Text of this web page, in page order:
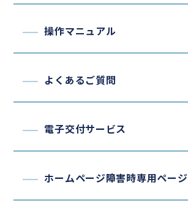
操作マニュアル
よくあるご質問
電子交付サービス
ホームページ障害時専用ページ